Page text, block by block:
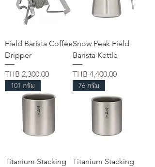
Field Barista Coffee
Dripper
Price
THB 2,300.00
Snow Peak Field
Barista Kettle
Price
THB 4,400.00
101 กรัม
Titanium Stacking
76 กรัม
Titanium Stacking